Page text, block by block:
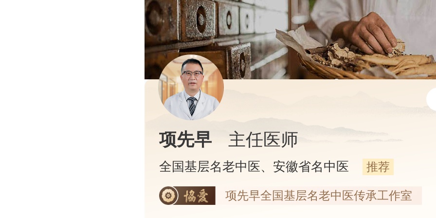
项先早 主任医师
全国基层名老中医、安徽省名中医 推荐
项先早全国基层名老中医传承工作室